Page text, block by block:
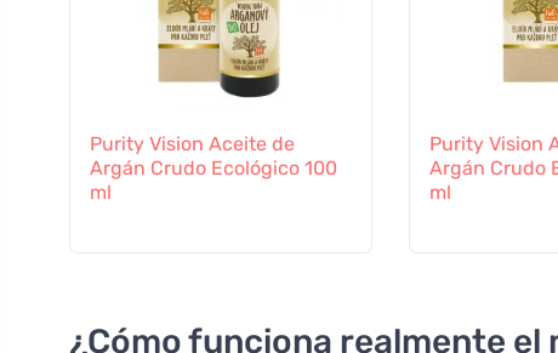
Purity Vision Aceite de
Argán Crudo Ecológico 100
ml
Purity Vision
Argán Crudo
ml
¿Cómo funciona realmente el